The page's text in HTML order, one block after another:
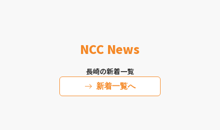
NCC News
長崎の新着一覧
新着一覧へ